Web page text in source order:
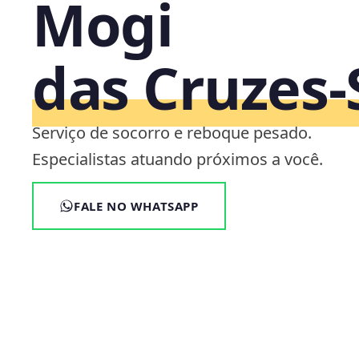
Mogi
das
Serviço de socorro e reboque pesado.
Especialistas atuando próximos a você.
FALE NO WHATSAPP